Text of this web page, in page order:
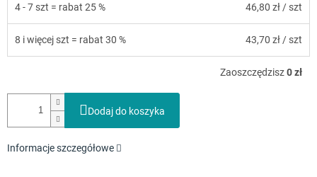
4 - 7 szt = rabat 25 % 46,80 zł / szt
8 i więcej szt = rabat 30 % 43,70 zł / szt
Zaoszczędzisz0 zł
Dodaj do koszyka
Informacje szczegółowe